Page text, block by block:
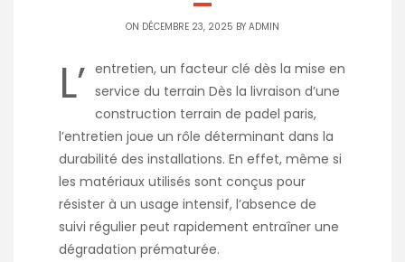
ON DÉCEMBRE 23, 2025 BY ADMIN
L’ entretien, un facteur clé dès la mise en
service du terrain Dès la livraison d’une
construction terrain de padel paris,
l’entretien joue un rôle déterminant dans la
durabilité des installations. En effet, même si
les matériaux utilisés sont conçus pour
résister à un usage intensif, l’absence de
suivi régulier peut rapidement entraîner une
dégradation prématurée.